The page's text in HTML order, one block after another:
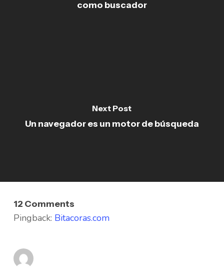
como buscador
Next Post
Un navegador es un motor de búsqueda
12 Comments
Pingback: Bitacoras.com